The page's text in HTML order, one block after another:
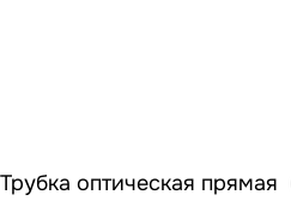
Трубка оптическая